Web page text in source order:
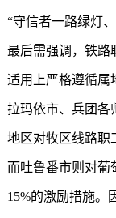
“守信者一路绿灯
最后需强调，铁路
适用上严格遵循属
拉玛依市、兵团各
地区对牧区线路职
而吐鲁番市则对葡
15%的激励措施。